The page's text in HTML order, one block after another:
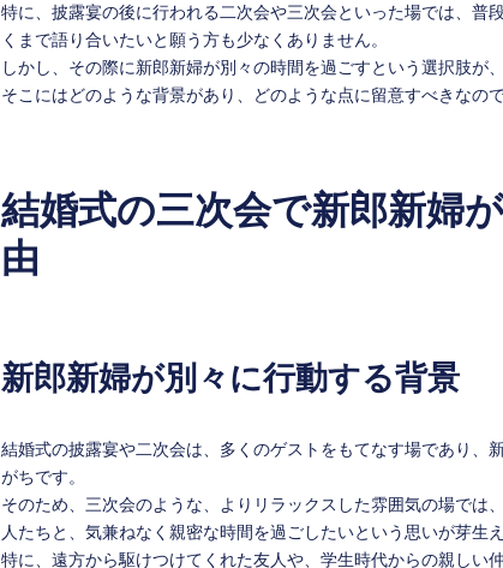
特に、披露宴の後に行われる二次会や三次会といった場では、普
くまで語り合いたいと願う方も少なくありません。
しかし、その際に新郎新婦が別々の時間を過ごすという選択肢が
そこにはどのような背景があり、どのような点に留意すべきなので
結婚式の三次会で新郎新婦
由
新郎新婦が別々に行動する背景
結婚式の披露宴や二次会は、多くのゲストをもてなす場であり、
がちです。
そのため、三次会のような、よりリラックスした雰囲気の場では
人たちと、気兼ねなく親密な時間を過ごしたいという思いが芽生
特に、遠方から駆けつけてくれた友人や、学生時代からの親しい